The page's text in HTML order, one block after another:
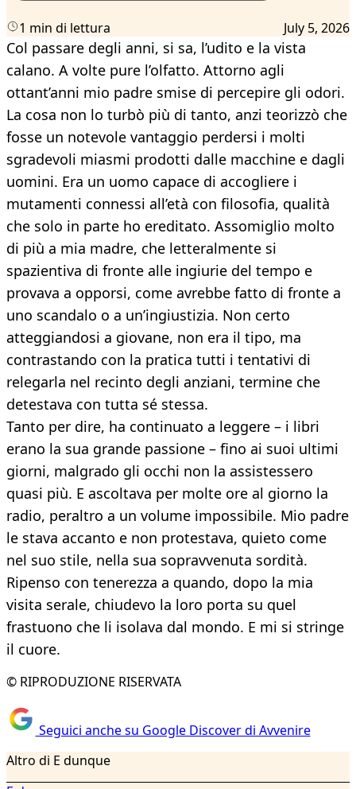
1 min di lettura July 5, 2026
Col passare degli anni, si sa, l’udito e la vista
calano. A volte pure l’olfatto. Attorno agli
ottant’anni mio padre smise di percepire gli odori.
La cosa non lo turbò più di tanto, anzi teorizzò che
fosse un notevole vantaggio perdersi i molti
sgradevoli miasmi prodotti dalle macchine e dagli
uomini. Era un uomo capace di accogliere i
mutamenti connessi all’età con filosofia, qualità
che solo in parte ho ereditato. Assomiglio molto
di più a mia madre, che letteralmente si
spazientiva di fronte alle ingiurie del tempo e
provava a opporsi, come avrebbe fatto di fronte a
uno scandalo o a un’ingiustizia. Non certo
atteggiandosi a giovane, non era il tipo, ma
contrastando con la pratica tutti i tentativi di
relegarla nel recinto degli anziani, termine che
detestava con tutta sé stessa.
Tanto per dire, ha continuato a leggere – i libri
erano la sua grande passione – fino ai suoi ultimi
giorni, malgrado gli occhi non la assistessero
quasi più. E ascoltava per molte ore al giorno la
radio, peraltro a un volume impossibile. Mio padre
le stava accanto e non protestava, quieto come
nel suo stile, nella sua sopravvenuta sordità.
Ripenso con tenerezza a quando, dopo la mia
visita serale, chiudevo la loro porta su quel
frastuono che li isolava dal mondo. E mi si stringe
il cuore.
© RIPRODUZIONE RISERVATA
Seguici anche su Google Discover di Avvenire
Altro di E dunque